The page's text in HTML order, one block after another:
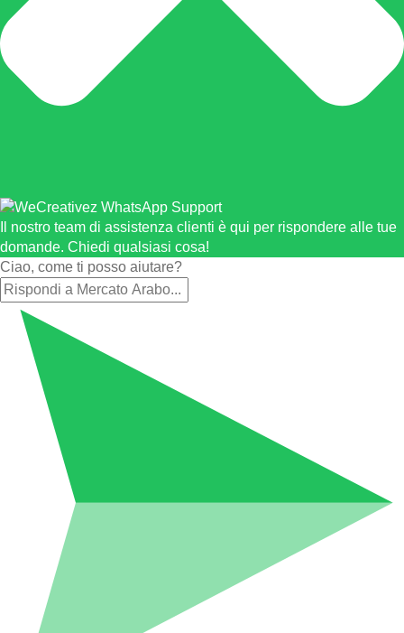
Il nostro team di assistenza clienti è qui per rispondere alle tue
domande. Chiedi qualsiasi cosa!
Ciao, come ti posso aiutare?